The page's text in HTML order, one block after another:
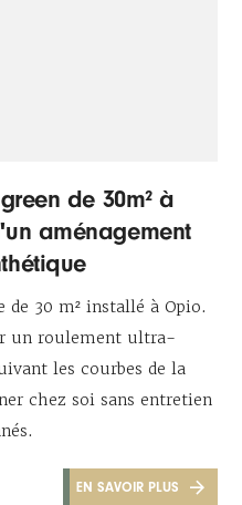
de 30m² à
aménagement
30 m² installé à Opio.
un roulement ultra-
les courbes de la
chez soi sans entretien
EN SAVOIR PLUS